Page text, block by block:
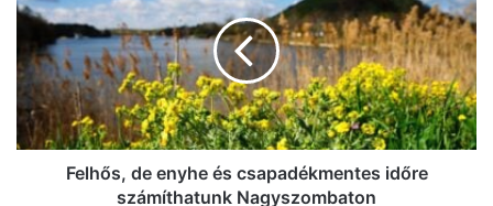
enyhe
csapadékmentes
időre
számíthatunk
Nagyszombaton
Felhős, de enyhe és csapadékmentes időre
számíthatunk Nagyszombaton